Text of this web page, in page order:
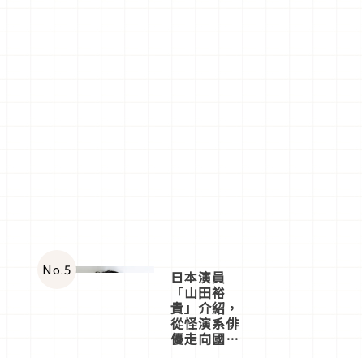
No.5 日本演員
「山田裕
貴」介紹，
從怪演系俳
優走向國民